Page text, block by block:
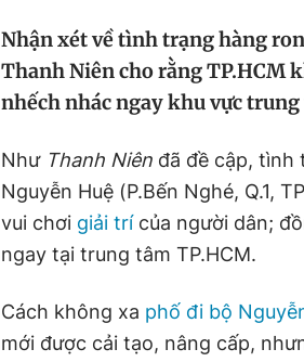
Nhận xét về tình trạng hàng
Thanh Niên cho rằng TP.HCM
nhếch nhác ngay khu vực trung
Như Thanh Niên đã đề cập, tình
Nguyễn Huệ (P.Bến Nghé, Q.1,
vui chơi giải trícủa người dân;
ngay tại trung tâm TP.HCM.
Cách không xa phố đi bộ
mới được cải tạo, nâng cấp,